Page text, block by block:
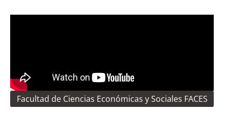
Facultad de Ciencias Económicas y Sociales FACES